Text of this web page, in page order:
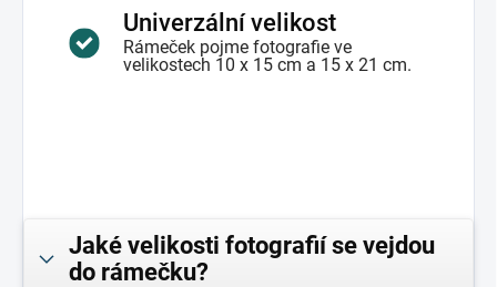
Univerzální velikost
Rámeček pojme fotografie ve
velikostech 10 x 15 cm a 15 x 21 cm.
Jaké velikosti fotografií se vejdou
do rámečku?